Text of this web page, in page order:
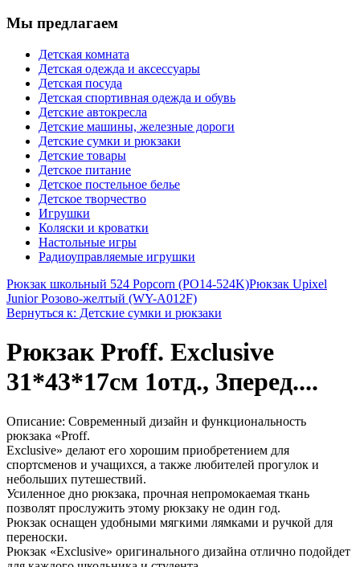
Мы предлагаем
Детская комната
Детская одежда и аксессуары
Детская посуда
Детская спортивная одежда и обувь
Детские автокресла
Детские машины, железные дороги
Детские сумки и рюкзаки
Детские товары
Детское питание
Детское постельное белье
Детское творчество
Игрушки
Коляски и кроватки
Настольные игры
Радиоуправляемые игрушки
Рюкзак школьный 524 Popcorn (PO14-524K)Рюкзак Upixel
Junior Розово-желтый (WY-A012F)
Вернуться к: Детские сумки и рюкзаки
Рюкзак Proff. Exclusive
31*43*17см 1отд., 3перед....
Описание: Современный дизайн и функциональность
рюкзака «Proff.
Exclusive» делают его хорошим приобретением для
спортсменов и учащихся, а также любителей прогулок и
небольших путешествий.
Усиленное дно рюкзака, прочная непромокаемая ткань
позволят прослужить этому рюкзаку не один год.
Рюкзак оснащен удобными мягкими лямками и ручкой для
переноски.
Рюкзак «Exclusive» оригинального дизайна отлично подойдет